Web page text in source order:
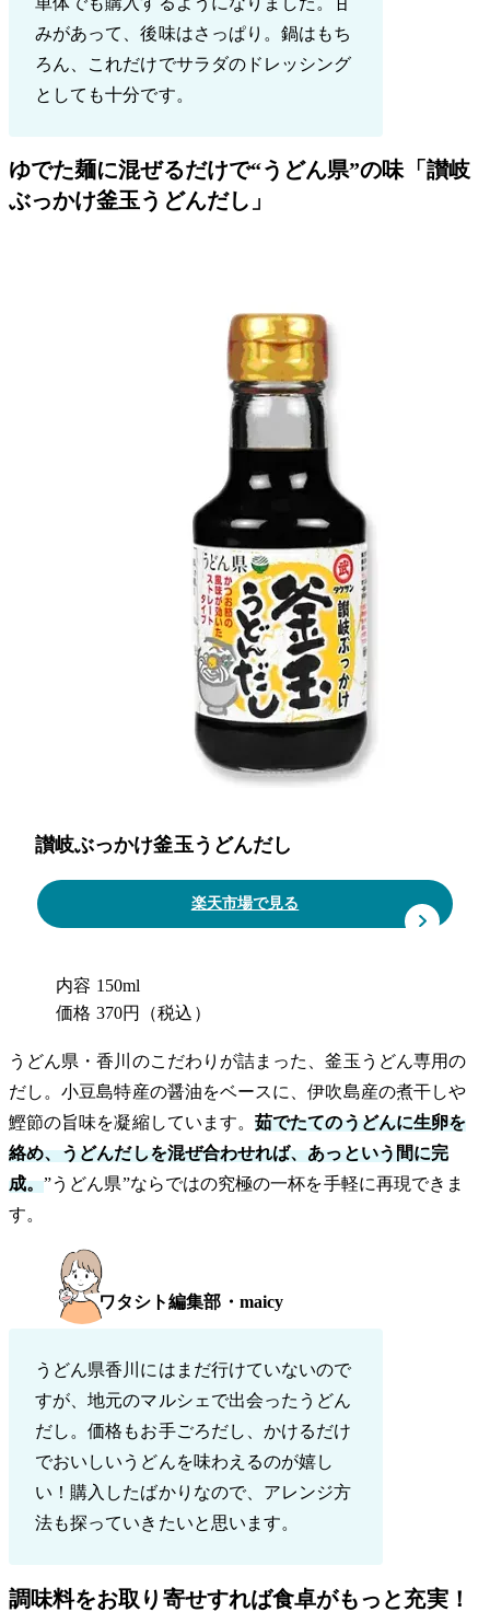
みがあって、後味はさっぱり。鍋はもち
ろん、これだけでサラダのドレッシング
としても十分です。
ゆでた麺に混ぜるだけで“うどん県”の味「讃岐
ぶっかけ釜玉うどんだし」
讃岐ぶっかけ釜玉うどんだし
楽天市場で見る
内容 150ml
価格 370円（税込）
うどん県・香川のこだわりが詰まった、釜玉うどん専用の
だし。小豆島特産の醤油をベースに、伊吹島産の煮干しや
鰹節の旨味を凝縮しています。茹でたてのうどんに生卵を
絡め、うどんだしを混ぜ合わせれば、あっという間に完
成。”うどん県”ならではの究極の一杯を手軽に再現できま
す。
ワタシト編集部・maicy
うどん県香川にはまだ行けていないので
すが、地元のマルシェで出会ったうどん
だし。価格もお手ごろだし、かけるだけ
でおいしいうどんを味わえるのが嬉し
い！購入したばかりなので、アレンジ方
法も探っていきたいと思います。
調味料をお取り寄せすれば食卓がもっと充実！